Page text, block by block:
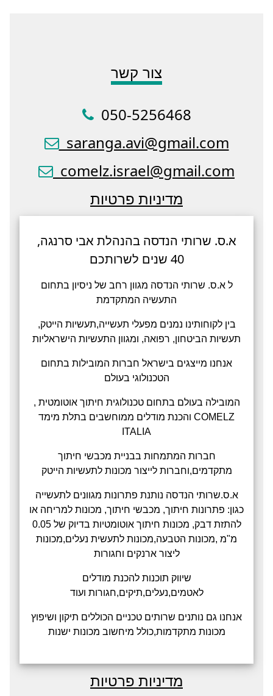
צור קשר
050-5256468
saranga.avi@gmail.com
comelz.israel@gmail.com
מדיניות פרטיות
א.ס. שרותי הנדסה בהנהלת אבי סרנגה,
40 שנים לשרותכם
ל א.ס. שרותי הנדסה מגוון רחב של ניסיון בתחום
התעשיה המתקדמת
בין לקוחותינו נמנים מפעלי תעשייה,תעשיות הייטק,
תעשיות הביטחון, רפואה, ומגוון התעשיות הישראליות
אנחנו מייצגים בישראל חברות המובילות בתחום
הטכנולוגי בעולם
המובילה בעולם בתחום טכנולוגית חיתוך אוטומטית ,
והכנת מודלים ממוחשבים בתלת מימד COMELZ
ITALIA
חברות המתמחות בבניית מכבשי חיתוך
מתקדמים,וחברות לייצור מכונות לתעשיות הייטק
א.ס.שרותי הנדסה נותנת פתרונות מגוונים לתעשייה
כגון: פתרונות חיתוך, מכבשי חיתוך, מכונות למריחה או
להתזת דבק, מכונות חיתוך אוטומטיות בדיוק של 0.05
מ"מ ,מכונות הטבעה,מכונות לתעשית נעלים,מכונות
ליצור ארנקים וחגורות
שיווק תוכנות להכנת מודלים
לאטמים,נעלים,תיקים,חגורות ועוד
אנחנו גם נותנים שרותים טכניים הכוללים תיקון ושיפוץ
מכונות מתקדמות,כולל מיחשוב מכונות ישנות
מדיניות פרטיות